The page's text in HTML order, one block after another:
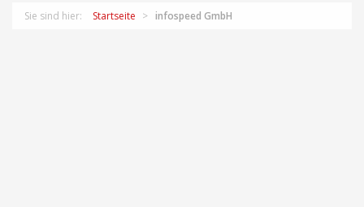
Sie sind hier: Startseite infospeed GmbH